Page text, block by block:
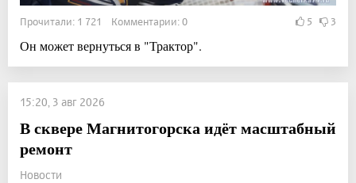
Прочитали: 1 721 Комментарии: 0 5 3
Он может вернуться в "Трактор".
15:20, 3 авг 2026
В сквере Магнитогорска идёт масштабный
ремонт
Новости